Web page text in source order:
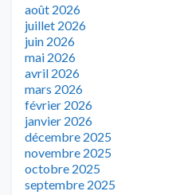
août 2026
juillet 2026
juin 2026
mai 2026
avril 2026
mars 2026
février 2026
janvier 2026
décembre 2025
novembre 2025
octobre 2025
septembre 2025